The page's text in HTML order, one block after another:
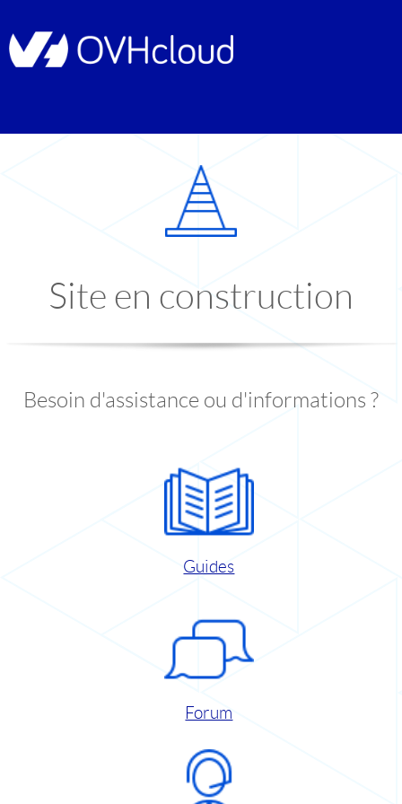
Site en construction
Besoin d'assistance ou d'informations ?
Guides
Forum